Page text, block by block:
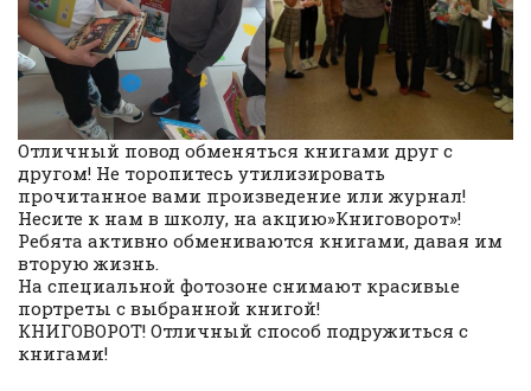
Отличный повод обменяться книгами друг с
другом! Не торопитесь утилизировать
прочитанное вами произведение или журнал!
Несите к нам в школу, на акцию»Книговорот»!
Ребята активно обмениваются книгами, давая им
вторую жизнь.
На специальной фотозоне снимают красивые
портреты с выбранной книгой!
КНИГОВОРОТ! Отличный способ подружиться с
книгами!